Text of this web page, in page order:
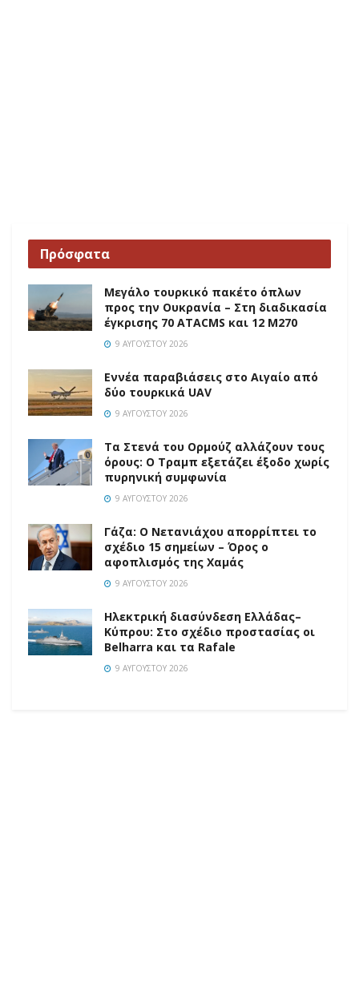
Πρόσφατα
Μεγάλο τουρκικό πακέτο όπλων
προς την Ουκρανία – Στη διαδικασία
έγκρισης 70 ATACMS και 12 M270
9 ΑΥΓΟΎΣΤΟΥ 2026
Εννέα παραβιάσεις στο Αιγαίο από
δύο τουρκικά UAV
9 ΑΥΓΟΎΣΤΟΥ 2026
Τα Στενά του Ορμούζ αλλάζουν τους
όρους: Ο Τραμπ εξετάζει έξοδο χωρίς
πυρηνική συμφωνία
9 ΑΥΓΟΎΣΤΟΥ 2026
Γάζα: Ο Νετανιάχου απορρίπτει το
σχέδιο 15 σημείων – Όρος ο
αφοπλισμός της Χαμάς
9 ΑΥΓΟΎΣΤΟΥ 2026
Ηλεκτρική διασύνδεση Ελλάδας–
Κύπρου: Στο σχέδιο προστασίας οι
Belharra και τα Rafale
9 ΑΥΓΟΎΣΤΟΥ 2026